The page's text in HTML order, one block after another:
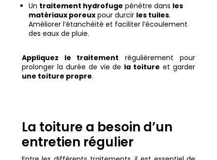
Un traitement hydrofuge pénètre dans les
matériaux poreuxpour durcir les tuiles.
Améliorer l’étanchéité et faciliter l’écoulement
des eaux de pluie.
Appliquez le traitement régulièrement pour
prolonger la durée de vie de la toiture et garder
une toiture propre.
La toiture a besoin d’un
entretien régulier